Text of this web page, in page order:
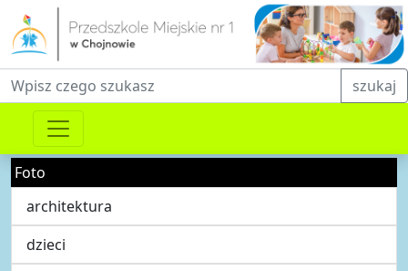
Fraza do wyszukiwania szukaj
Foto
architektura
dzieci